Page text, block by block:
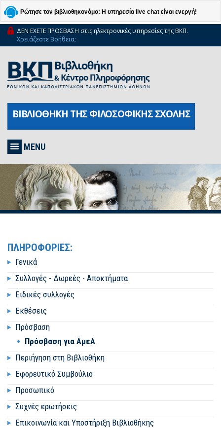
Ρώτησε τον βιβλιοθηκονόμο: Η υπηρεσία live chat είναι ενεργή!
ΔΕΝ ΕΧΕΤΕ ΠΡΟΣΒΑΣΗ στις ηλεκτρονικές υπηρεσίες της ΒΚΠ.
Χρειάζεστε Βοήθεια;
ΒΙΒΛΙΟΘΗΚΗ ΤΗΣ ΦΙΛΟΣΟΦΙΚΗΣ ΣΧΟΛΗΣ
MENU
ΠΛΗΡΟΦΟΡΙΕΣ:
Γενικά
Συλλογές - Δωρεές - Αποκτήματα
Ειδικές συλλογές
Εκθέσεις
Πρόσβαση
Πρόσβαση για ΑμεΑ
Περιήγηση στη Βιβλιοθήκη
Εφορευτικό Συμβούλιο
Προσωπικό
Συχνές ερωτήσεις
Επικοινωνία και Υποστήριξη Βιβλιοθήκης